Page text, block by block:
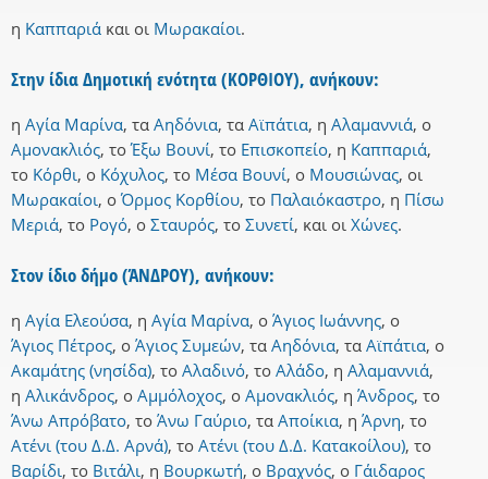
η Καππαριά και οι Μωρακαίοι.
Στην ίδια Δημοτική ενότητα (ΚΟΡΘΙΟΥ), ανήκουν:
η Αγία Μαρίνα, τα Αηδόνια, τα Αϊπάτια, η Αλαμαννιά, ο
Αμονακλιός, το Έξω Βουνί, το Επισκοπείο, η Καππαριά,
το Κόρθι, ο Κόχυλος, το Μέσα Βουνί, ο Μουσιώνας, οι
Μωρακαίοι, ο Όρμος Κορθίου, το Παλαιόκαστρο, η Πίσω
Μεριά, το Ρογό, ο Σταυρός, το Συνετί, και οι Χώνες.
Στον ίδιο δήμο (ΆΝΔΡΟΥ), ανήκουν:
η Αγία Ελεούσα, η Αγία Μαρίνα, ο Άγιος Ιωάννης, ο
Άγιος Πέτρος, ο Άγιος Συμεών, τα Αηδόνια, τα Αϊπάτια, ο
Ακαμάτης (νησίδα), το Αλαδινό, το Αλάδο, η Αλαμαννιά,
η Αλικάνδρος, ο Αμμόλοχος, ο Αμονακλιός, η Άνδρος, το
Άνω Απρόβατο, το Άνω Γαύριο, τα Αποίκια, η Άρνη, το
Ατένι (του Δ.Δ. Αρνά), το Ατένι (του Δ.Δ. Κατακοίλου), το
Βαρίδι, το Βιτάλι, η Βουρκωτή, ο Βραχνός, ο Γάιδαρος